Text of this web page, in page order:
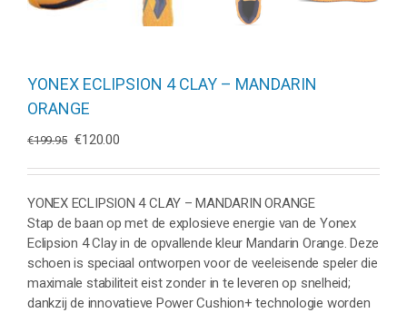
YONEX ECLIPSION 4 CLAY – MANDARIN
ORANGE
€199.95 Oorspronkelijke
was:
€199.95.
€120.00Huidige
is:
€120.00.
YONEX ECLIPSION 4 CLAY – MANDARIN ORANGE
Stap de baan op met de explosieve energie van de Yonex
Eclipsion 4 Clay in de opvallende kleur Mandarin Orange. Deze
schoen is speciaal ontworpen voor de veeleisende speler die
maximale stabiliteit eist zonder in te leveren op snelheid;
dankzij de innovatieve Power Cushion+ technologie worden